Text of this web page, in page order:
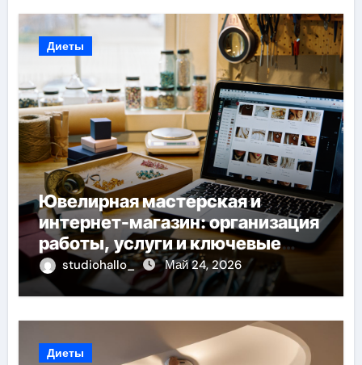
Диеты
Ювелирная мастерская и
интернет-магазин: организация
работы, услуги и ключевые
особенности
studiohallo_ Май 24, 2026
Диеты